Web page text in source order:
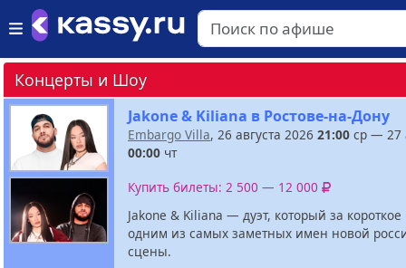
Концерты и Шоу
Jakone & Kiliana в Ростове-на-Дону
Embargo Villa, 26 августа 2026 21:00 ср — 27
00:00 чт
Купить билеты: 2 500 — 12 000
Jakone & Kiliana — дуэт, который за
одним из самых заметных имен новой
сцены.